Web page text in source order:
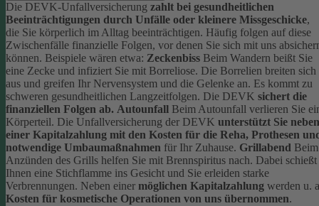
Die DEVK-Unfallversicherung zahlt bei gesundheitlichen
Beeinträchtigungen durch Unfälle oder kleinere Missgeschicke,
die Sie körperlich im Alltag beeinträchtigen. Häufig folgen auf diese
Zwischenfälle finanzielle Folgen, vor denen Sie sich mit uns
können. Beispiele wären etwa: Zeckenbiss Beim Wandern beißt Sie
eine Zecke und infiziert Sie mit Borreliose. Die Borrelien breiten sich
aus und greifen Ihr Nervensystem und die Gelenke an. Es kommt zu
schweren gesundheitlichen Langzeitfolgen. Die DEVK sichert die
finanziellen Folgen ab. Autounfall Beim Autounfall verlieren Sie
Körperteil. Die Unfallversicherung der DEVK unterstützt Sie neben
einer Kapitalzahlung mit den Kosten für die Reha, Prothesen
notwendige Umbaumaßnahmen für Ihr Zuhause. Grillabend Beim
Anzünden des Grills helfen Sie mit Brennspiritus nach. Dabei schießt
Ihnen eine Stichflamme ins Gesicht und Sie erleiden starke
Verbrennungen. Neben einer möglichen Kapitalzahlung werden u.
Kosten für kosmetische Operationen von uns übernommen.